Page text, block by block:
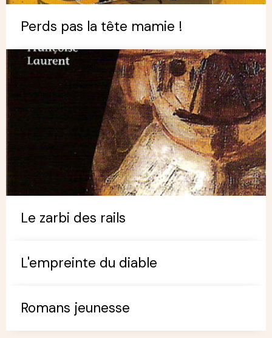
Perds pas la tête mamie !
Le zarbi des rails
L'empreinte du diable
Romans jeunesse